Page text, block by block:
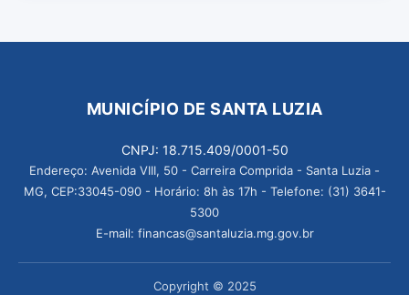
MUNICÍPIO DE SANTA LUZIA
CNPJ: 18.715.409/0001-50
Endereço: Avenida VIII, 50 - Carreira Comprida - Santa Luzia -
MG, CEP:33045-090 - Horário: 8h às 17h - Telefone: (31) 3641-
5300
E-mail: financas@santaluzia.mg.gov.br
Copyright © 2025